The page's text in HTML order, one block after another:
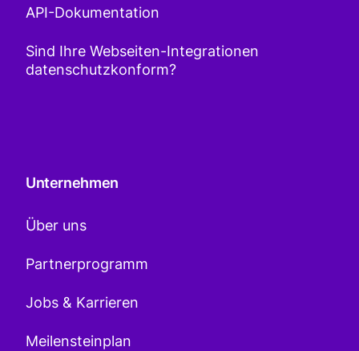
API-Dokumentation
Sind Ihre Webseiten-Integrationen
datenschutzkonform?
Unternehmen
Über uns
Partnerprogramm
Jobs & Karrieren
Meilensteinplan